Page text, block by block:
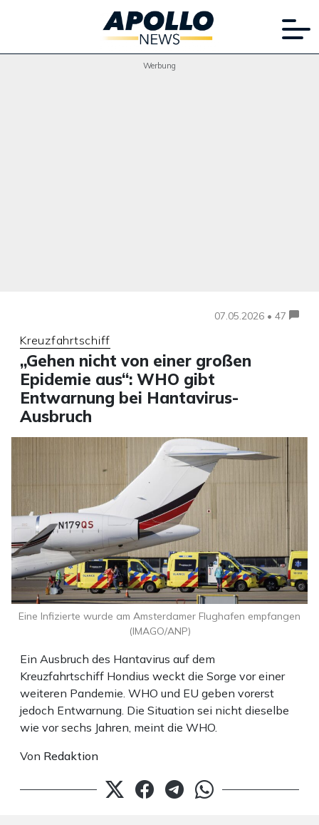
Werbung
07.05.2026 • 47
Kreuzfahrtschiff
„Gehen nicht von einer großen
Epidemie aus“: WHO gibt
Entwarnung bei Hantavirus-
Ausbruch
Ein Ausbruch des Hantavirus auf dem
Kreuzfahrtschiff Hondius weckt die Sorge vor einer
weiteren Pandemie. WHO und EU geben vorerst
jedoch Entwarnung. Die Situation sei nicht dieselbe
wie vor sechs Jahren, meint die WHO.
Von Redaktion
Eine Infizierte wurde am Amsterdamer Flughafen empfangen
(IMAGO/ANP)